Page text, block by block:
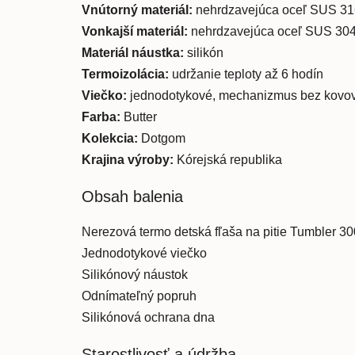
Vnútorný materiál: nehrdzavejúca oceľ SUS
Vonkajší materiál: nehrdzavejúca oceľ SUS
Materiál náustka: silikón
Termoizolácia: udržanie teploty až 6 hodín
Viečko: jednodotykové, mechanizmus bez
Farba: Butter
Kolekcia: Dotgom
Krajina výroby: Kórejská republika
Obsah balenia
Nerezová termo detská fľaša na pitie Tumbler
Jednodotykové viečko
Silikónový náustok
Odnímateľný popruh
Silikónová ochrana dna